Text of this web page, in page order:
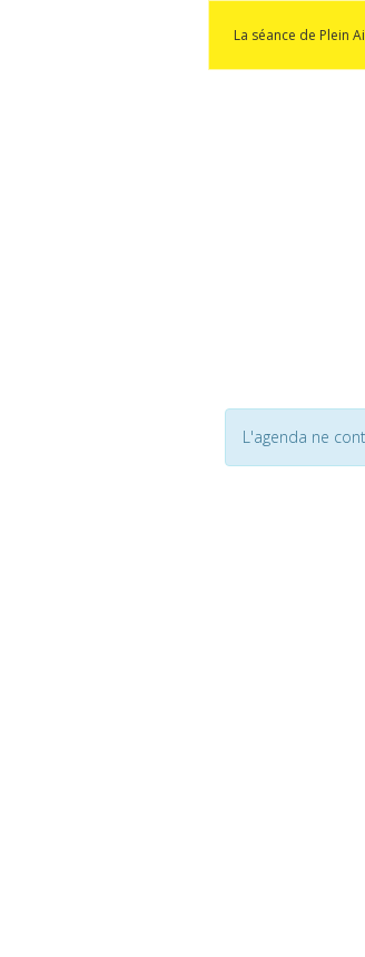
La séance de Plein
L'agenda ne